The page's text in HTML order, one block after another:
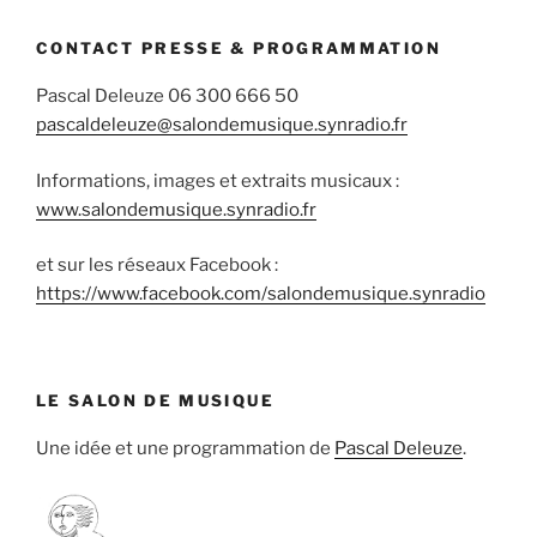
CONTACT PRESSE & PROGRAMMATION
Pascal Deleuze 06 300 666 50
pascaldeleuze@salondemusique.synradio.fr
Informations, images et extraits musicaux :
www.salondemusique.synradio.fr
et sur les réseaux Facebook :
https://www.facebook.com/salondemusique.synradio
LE SALON DE MUSIQUE
Une idée et une programmation de Pascal Deleuze.